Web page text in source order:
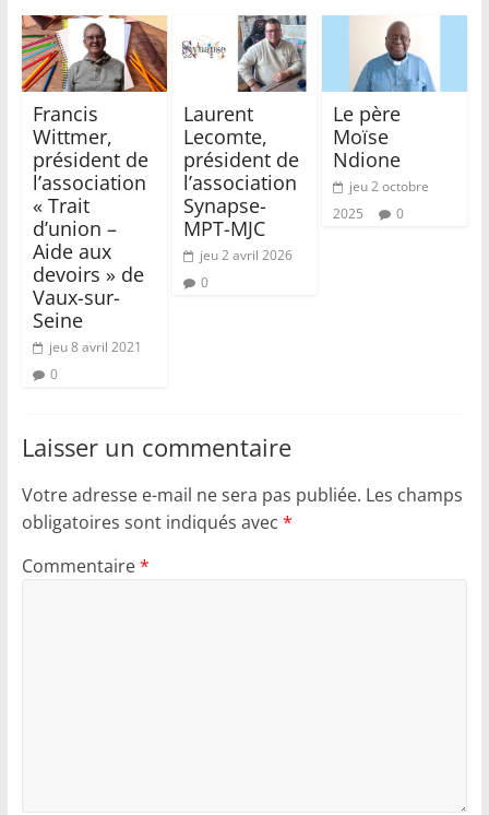
Francis
Wittmer,
président de
l’association
« Trait
d’union –
Aide aux
devoirs » de
Vaux-sur-
Seine
jeu 8 avril 2021
0
Laurent
Lecomte,
président de
l’association
Synapse-
MPT-MJC
jeu 2 avril 2026
0
Le père
Moïse
Ndione
jeu 2 octobre
2025
0
Laisser un commentaire
Votre adresse e-mail ne sera pas publiée. Les champs
obligatoires sont indiqués avec *
Commentaire*